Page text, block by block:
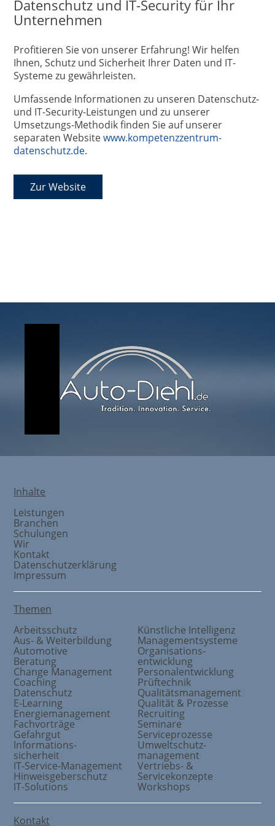
Datenschutz und IT-Security für Ihr
Unternehmen
Profitieren Sie von unserer Erfahrung! Wir helfen
Ihnen, Schutz und Sicherheit Ihrer Daten und IT-
Systeme zu gewährleisten.
Umfassende Informationen zu unseren Datenschutz-
und IT-Security-Leistungen und zu unserer
Umsetzungs-Methodik finden Sie auf unserer
separaten Websitewww.kompetenzzentrum-
datenschutz.de.
Zur Website
Inhalte
Leistungen
Branchen
Schulungen
Wir
Kontakt
Datenschutzerklärung
Impressum
Themen
Arbeitsschutz
Aus- & Weiterbildung
Automotive
Beratung
Change Management
Coaching
Datenschutz
E-Learning
Energiemanagement
Fachvorträge
Gefahrgut
Informations-
sicherheit
IT-Service-Management
Hinweisgeberschutz
IT-Solutions
Künstliche Intelligenz
Managementsysteme
Organisations-
entwicklung
Personalentwicklung
Prüftechnik
Qualitätsmanagement
Qualität & Prozesse
Recruiting
Seminare
Serviceprozesse
Umweltschutz-
management
Vertriebs- &
Servicekonzepte
Workshops
Kontakt